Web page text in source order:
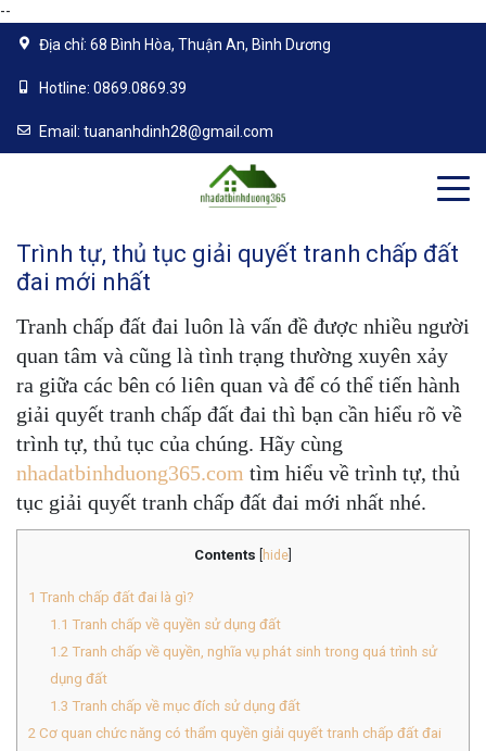
--
Địa chỉ: 68 Bình Hòa, Thuận An, Bình Dương
Hotline: 0869.0869.39
Email: tuananhdinh28@gmail.com
Trình tự, thủ tục giải quyết tranh chấp đất
đai mới nhất
Tranh chấp đất đai luôn là vấn đề được nhiều người
quan tâm và cũng là tình trạng thường xuyên xảy
ra giữa các bên có liên quan và để có thể tiến hành
giải quyết tranh chấp đất đai thì bạn cần hiểu rõ về
trình tự, thủ tục của chúng. Hãy cùng
nhadatbinhduong365.com tìm hiểu về trình tự, thủ
tục giải quyết tranh chấp đất đai mới nhất nhé.
Contents hide
1 Tranh chấp đất đai là gì?
1.1 Tranh chấp về quyền sử dụng đất
1.2Tranh chấp về quyền, nghĩa vụ phát sinh trong quá trình sử
dụng đất
1.3 Tranh chấp về mục đích sử dụng đất
2 Cơ quan chức năng có thẩm quyền giải quyết tranh chấp đất đai